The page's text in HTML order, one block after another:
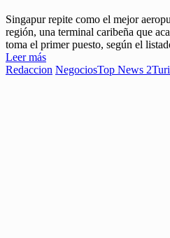
Singapur repite como el mejor
región, una terminal caribeña que
toma el primer puesto, según el
Leer más
Redaccion NegociosTop News 2